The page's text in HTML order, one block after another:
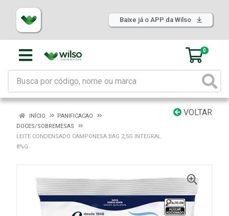
Baixe já o APP da Wilso
0
VOLTAR
INÍCIO
PANIFICACAO
DOCES/SOBREMESAS
LEITE CONDENSADO CAMPONESA BAG 2,5G INTEGRAL
8%G